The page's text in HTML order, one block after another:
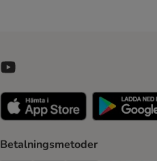
Betalningsmetoder